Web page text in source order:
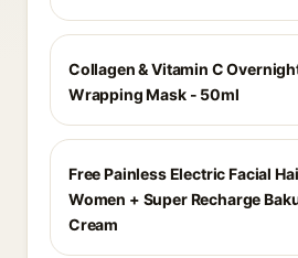
Collagen & Vitamin C
Wrapping Mask - 50ml
Free Painless Electric Facial
Women + Super Recharge
Cream